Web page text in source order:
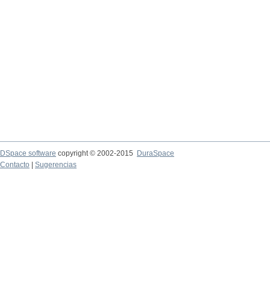
DSpace software copyright © 2002-2015
DuraSpace
Contacto
Sugerencias